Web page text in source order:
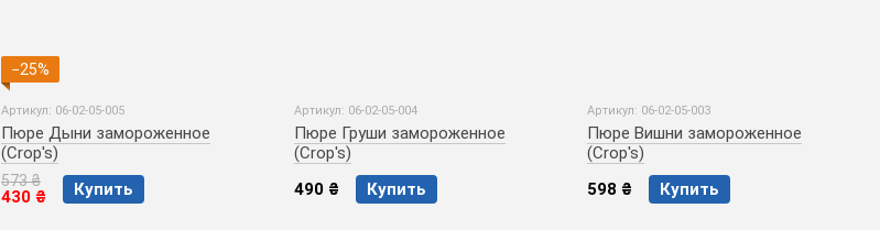
−25%
Артикул: 06-02-05-005
Пюре Дыни замороженное
(Crop's)
573 ₴
430 ₴ Купить
Артикул: 06-02-05-004
Пюре Груши замороженное
(Crop's)
490 ₴
Купить
Артикул: 06-02-05-003
Пюре Вишни замороженное
(Crop's)
598 ₴
Купить